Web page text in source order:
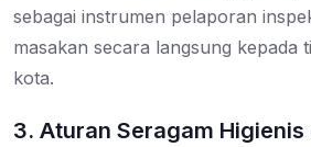
sebagai instrumen pelaporan
masakan secara langsung kepada
kota.
3. Aturan Seragam Higienis